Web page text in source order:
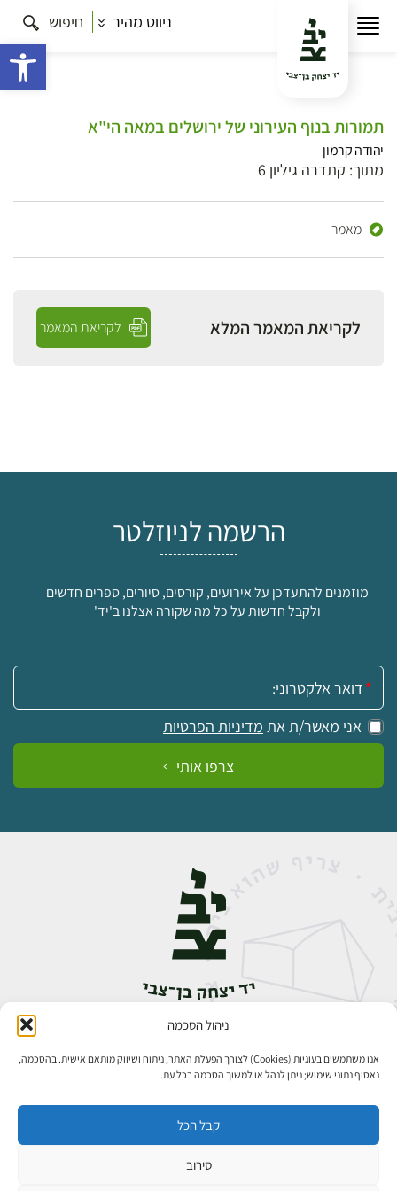
ניהול הסכמה
אנו משתמשים בעוגיות (Cookies) לצורך הפעלת האתר, ניתוח ושיווק מותאם אישית. בהסכמה,
נאסוף נתוני שימוש; ניתן לנהל או למשוך הסכמה בכל עת.
קבל הכל
סירוב
ניווט מהיר חיפוש
תמורות בנוף העירוני של ירושלים במאה הי"א
יהודה קרמון
מתוך: קתדרה גיליון 6
מאמר
לקריאת המאמר המלא לקריאת המאמר
הרשמה לניוזלטר
מוזמנים להתעדכן על אירועים, קורסים, סיורים, ספרים חדשים
ולקבל חדשות על כל מה שקורה אצלנו ב'יד'
אימייל:
אני מאשר/ת את מדיניות הפרטיות
צרפו אותי
אבן גבירול 14, רחביה, ירושלים